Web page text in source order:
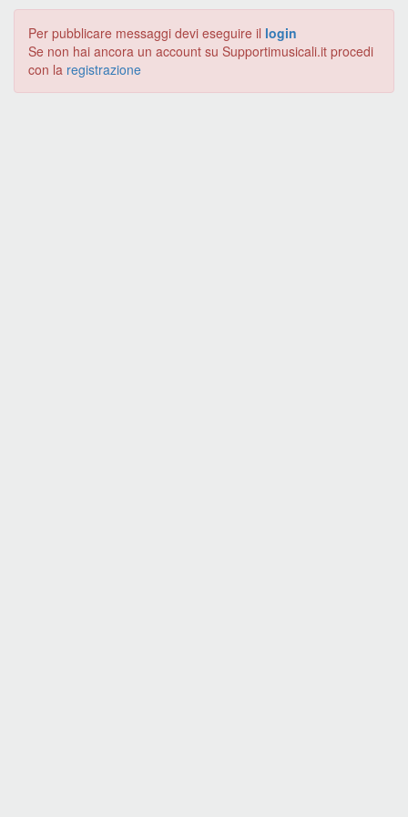
Per pubblicare messaggi devi eseguire il login
Se non hai ancora un account su Supportimusicali.it procedi
con la registrazione